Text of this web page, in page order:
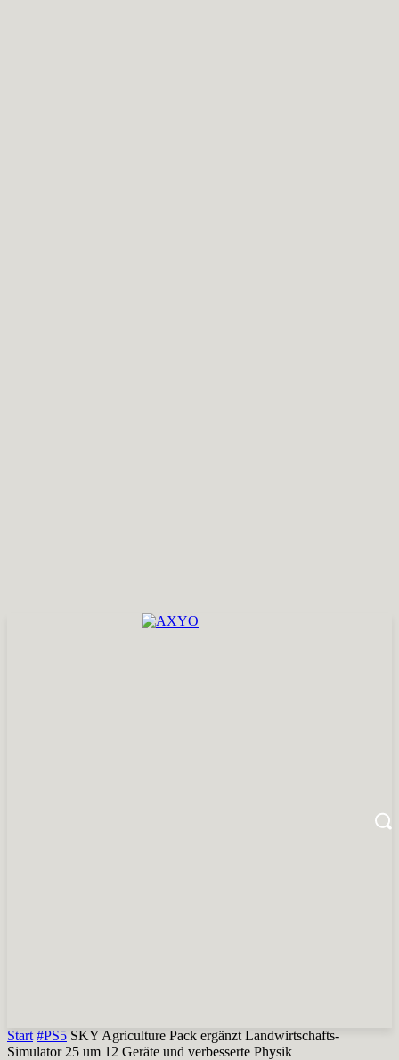
Start #PS5 SKY Agriculture Pack ergänzt Landwirtschafts-
Simulator 25 um 12 Geräte und verbesserte Physik